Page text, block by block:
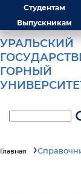
Студентам
Выпускникам
УРАЛЬСКИЙ
ГОРНЫЙ
Главная